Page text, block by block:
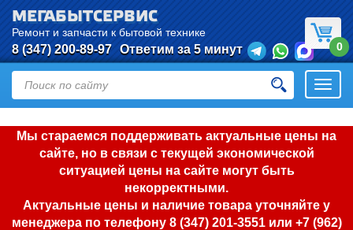
Мы стараемся поддерживать актуальные цены на
сайте, но в связи с текущей экономической
ситуацией цены на сайте могут быть
некорректными.
Актуальные цены и наличие товара уточняйте у
менеджера по телефону 8 (347) 201-3551или +7 (962)
МЕГАБЫТСЕРВИС
Ремонт и запчасти к бытовой технике
8 (347) 200-89-97 Ответим за 5 минут 0